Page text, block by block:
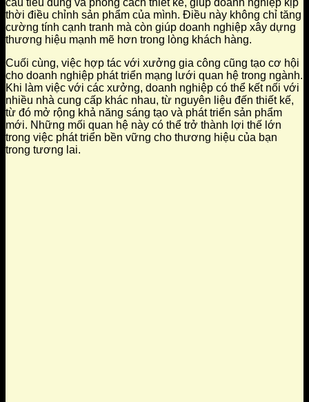
cầu tiêu dùng và phong cách thiết kế, giúp doanh nghiệp kịp
thời điều chỉnh sản phẩm của mình. Điều này không chỉ tăng
cường tính cạnh tranh mà còn giúp doanh nghiệp xây dựng
thương hiệu mạnh mẽ hơn trong lòng khách hàng.
Cuối cùng, việc hợp tác với xưởng gia công cũng tạo cơ hội
cho doanh nghiệp phát triển mạng lưới quan hệ trong ngành.
Khi làm việc với các xưởng, doanh nghiệp có thể kết nối với
nhiều nhà cung cấp khác nhau, từ nguyên liệu đến thiết kế,
từ đó mở rộng khả năng sáng tạo và phát triển sản phẩm
mới. Những mối quan hệ này có thể trở thành lợi thế lớn
trong việc phát triển bền vững cho thương hiệu của bạn
trong tương lai.